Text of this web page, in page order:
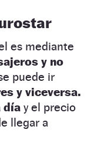
es mediante
y no
puede ir
y viceversa.
día y el precio
llegar a